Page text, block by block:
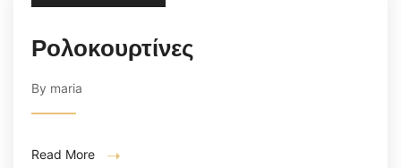
Ρολοκουρτίνες
By maria
Read More